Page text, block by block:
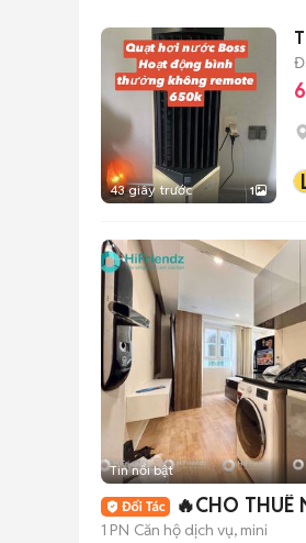
43 giây trước 1
Tin nổi bật
🔥CHO
1 PN Căn hộ dịch vụ, mini